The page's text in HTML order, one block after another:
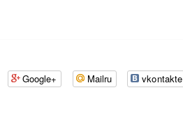
Google+ Mailru vkontakte